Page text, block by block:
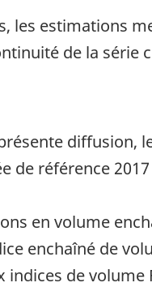
les estimations
de la série
diffusion,
de référence
en volume
enchaîné de
indices de